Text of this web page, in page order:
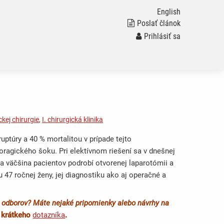
English
Poslať článok
Prihlásiť sa
chirurgie, I. chirurgická klinika
a 40 % mortalitou v prípade tejto
šoku. Pri elektívnom riešení sa v dnešnej
väčšina pacientov podrobí otvorenej laparotómii a
ročnej ženy, jej diagnostiku ako aj operačné a
Máte nejaké pripomienky alebo návrhy na
krátkehodotazníka.